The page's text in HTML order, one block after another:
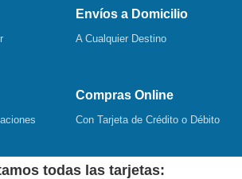
Envíos a Domicilio
A Cualquier Destino
Compras Online
Con Tarjeta de Crédito o Débito
todas las tarjetas: